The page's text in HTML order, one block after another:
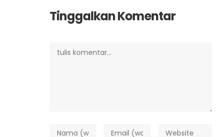
Tinggalkan Komentar